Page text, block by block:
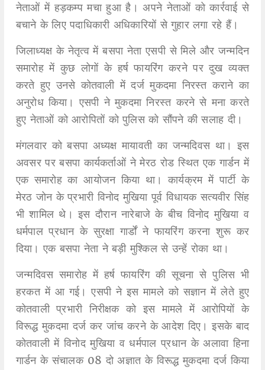
नेताओं में हड़कम्प मचा हुआ है। अपने नेताओं को कार्रवाई से
बचाने के लिए पदाधिकारी अधिकारियों से गुहार लगा रहे हैं।
जिलाध्यक्ष के नेतृत्व में बसपा नेता एसपी से मिले और जन्मदिन
समारोह में कुछ लोगों के हर्ष फायरिंग करने पर दुख व्यक्त
करते हुए उनसे कोतवाली में दर्ज मुकदमा निरस्त कराने का
अनुरोध किया। एसपी ने मुकदमा निरस्त करने से मना करते
हुए नेताओं को आरोपितों को पुलिस को सौंपने की सलाह दी।
मंगलवार को बसपा अध्यक्ष मायावती का जन्मदिवस था। इस
अवसर पर बसपा कार्यकर्ताओं ने मेरठ रोड स्थित एक गार्डन में
एक समारोह का आयोजन किया था। कार्यक्रम में पार्टी के
मेरठ जोन के प्रभारी विनोद मुखिया पूर्व विधायक सत्यवीर सिंह
भी शामिल थे। इस दौरान नारेबाजे के बीच विनोद मुखिया व
धर्मपाल प्रधान के सुरक्षा गार्डों ने फायरिंग करना शुरू कर
दिया। एक बसपा नेता ने बड़ी मुश्किल से उन्हें रोका था।
जन्मदिवस समारोह में हर्ष फायरिंग की सूचना से पुलिस भी
हरकत में आ गई। एसपी ने इस मामले को सज्ञान में लेते हुए
कोतवाली प्रभारी निरीक्षक को इस मामले में आरोपियों के
विरूद्ध मुकदमा दर्ज कर जांच करने के आदेश दिए। इसके बाद
कोतवाली में विनोद मुखिया व धर्मपाल प्रधान के अलावा हिना
गार्डन के संचालक 08 दो अज्ञात के विरूद्ध मुकदमा दर्ज किया